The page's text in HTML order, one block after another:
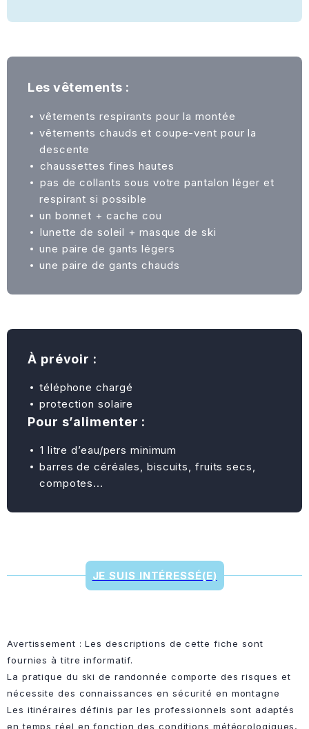
Les vêtements :
vêtements respirants pour la montée
vêtements chauds et coupe-vent pour la
descente
⁠chaussettes fines hautes
⁠pas de collants sous votre pantalon léger et
respirant si possible
un bonnet + cache cou
⁠lunette de soleil + masque de ski
une paire de gants légers
une paire de gants chauds
À prévoir :
téléphone chargé
protection solaire
Pour s’alimenter :
⁠1 litre d’eau/pers minimum
barres de céréales, biscuits, fruits secs,
compotes...
JE SUIS INTÉRESSÉ(E)
Avertissement : Les descriptions de cette fiche sont
fournies à titre informatif.
La pratique du ski de randonnée comporte des risques et
nécessite des connaissances en sécurité en montagne
Les itinéraires définis par les professionnels sont adaptés
en temps réel en fonction des conditions météorologiques,